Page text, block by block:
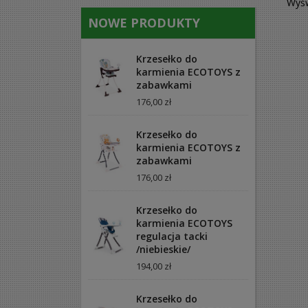
NOWE PRODUKTY
Krzesełko do
karmienia ECOTOYS z
zabawkami
176,00 zł
Krzesełko do
karmienia ECOTOYS z
zabawkami
176,00 zł
Krzesełko do
karmienia ECOTOYS
regulacja tacki
/niebieskie/
194,00 zł
Krzesełko do